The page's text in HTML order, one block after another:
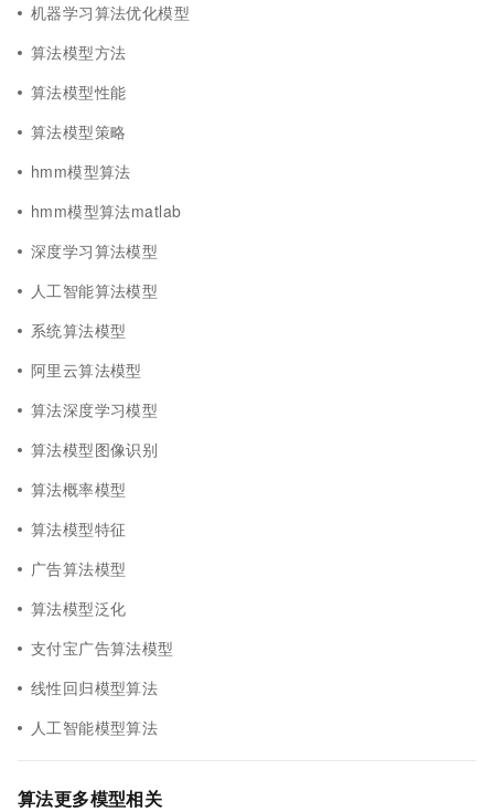
机器学习算法优化模型
算法模型方法
算法模型性能
算法模型策略
hmm模型算法
hmm模型算法matlab
深度学习算法模型
人工智能算法模型
系统算法模型
阿里云算法模型
算法深度学习模型
算法模型图像识别
算法概率模型
算法模型特征
广告算法模型
算法模型泛化
支付宝广告算法模型
线性回归模型算法
人工智能模型算法
算法更多模型相关